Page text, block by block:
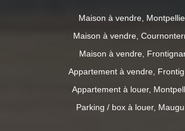
Maison à vendre,
Maison à vendre,
Maison à vendre,
Appartement à vendre,
Appartement à louer,
Parking / box à louer,